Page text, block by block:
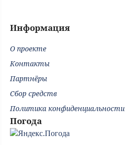
Информация
О проекте
Контакты
Партнёры
Сбор средств
Политика конфиденциальности
Погода